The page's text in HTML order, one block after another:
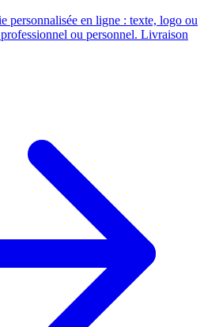
personnalisée en ligne : texte, logo ou
ou personnel. Livraison